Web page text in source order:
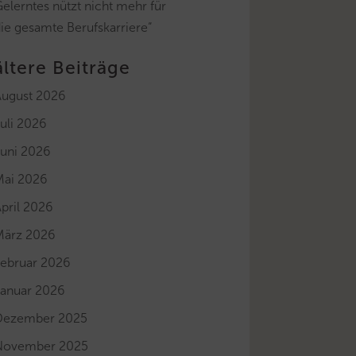
nützt nicht mehr für
gesamte Berufskarriere“
Beiträge
2026
2026
2026
2026
2026
2026
2026
2026
2025
2025